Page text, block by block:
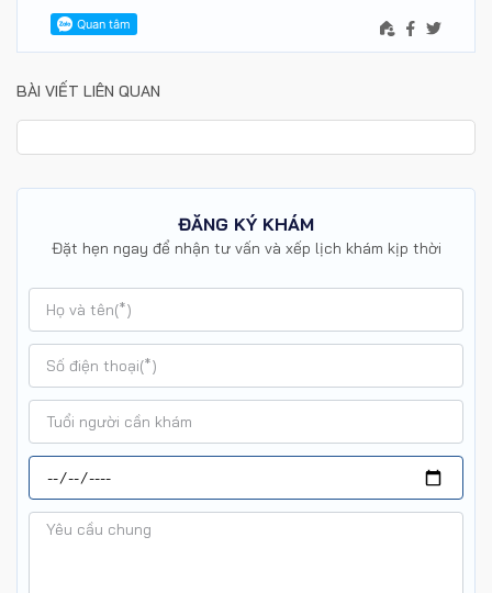
BÀI VIẾT LIÊN QUAN
ĐĂNG KÝ KHÁM
Đặt hẹn ngay để nhận tư vấn và xếp lịch khám kịp thời